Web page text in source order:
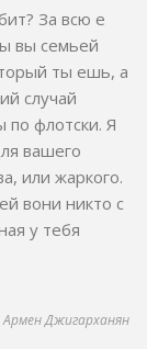
За всю е
вы семьей
ты ешь, а
случай
по флотски. Я
вашего
или жаркого.
вони никто с
у тебя
Армен Джигарханян